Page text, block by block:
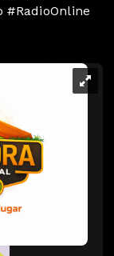
#RadioOnline